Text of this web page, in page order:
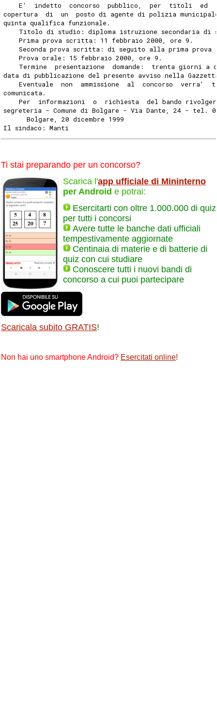
E'  indetto  concorso  pubblico,  per  titoli  ed
copertura  di  un  posto di agente di polizia
quinta qualifica funzionale.
Titolo di studio: diploma istruzione secondaria di
    Prima prova scritta: 11 febbraio 2000, ore 9.
Seconda prova scritta: di seguito alla prima prova
    Prova orale: 15 febbraio 2000, ore 9.
Termine  presentazione  domande:  trenta giorni a
data di pubblicazione del presente avviso nella
Eventuale  non  ammissione  al  concorso  verra'
comunicata.
Per  informazioni  o  richiesta  del bando
segreteria - Comune di Bolgare - Via Dante, 24 - tel.
      Bolgare, 20 dicembre 1999
Il sindaco: Manti
Ti stai preparando per un concorso?
Scarica l'app ufficiale di Mininterno
per Android e potrai:
Esercitarti con oltre 1.000.000 di quiz
per tutti i concorsi
Avere tutte le banche dati ufficiali
tempestivamente aggiornate
Centinaia di materie e di batterie di
quiz con cui studiare
Conoscere tutti i nuovi bandi di
concorso a cui puoi partecipare
Scaricala subito GRATIS!
Non hai uno smartphone Android? Esercitati online!